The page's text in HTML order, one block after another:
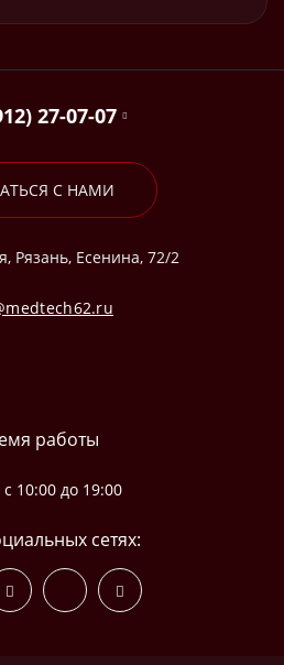
27-07-07
С НАМИ
Рязань, Есенина, 72/2
работы
10:00 до 19:00
сетях: